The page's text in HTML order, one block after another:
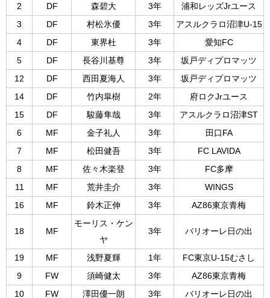
2
DF 森碧大 3年
浦和レッズJrユース
3
DF 村松氷優 3年
アスルクラロ沼津U-15
4
DF 東界杜 3年
愛知FC
5
DF 長谷川基尊 3年
坂戸ディプロマッツ
12
DF 西田夏海人 3年
坂戸ディプロマッツ
14
DF 竹内皐樹 2年
府ロクJrユース
15
DF 駿藤隼哉 3年
アスルクラロ沼津ST
6
MF 金子礼人 3年
田口FA
7
MF 松田健吾 3年
FC LAVIDA
8
MF 佐々木楽登 3年
FC多摩
11
MF 荒井圭介 3年
WINGS
16
MF 鈴木正伸 3年 AZ86東京青梅
18 MF
モーリス・ケン
ヤ
3年 バリオーレ日の出
19 MF 浅野夏輝 1年
FC東京U-15むさし
9
FW 須崎健太 3年
AZ86東京青梅
10
FW 澤田優一朗 3年
バリオーレ日の出